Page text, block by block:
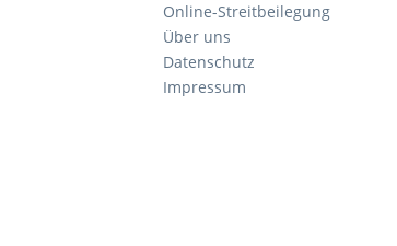
Online-Streitbeilegung
Über uns
Datenschutz
Impressum